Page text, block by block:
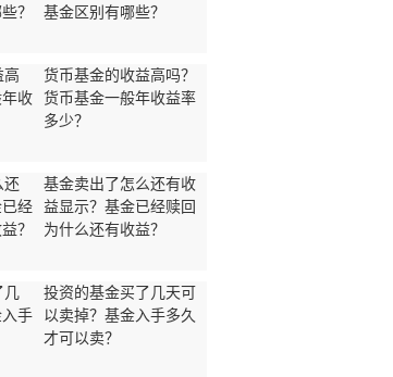
基金区别有哪些？
货币基金的收益高吗？
货币基金一般年收益率
多少？
基金卖出了怎么还有收
益显示？基金已经赎回
为什么还有收益？
投资的基金买了几天可
以卖掉？基金入手多久
才可以卖？